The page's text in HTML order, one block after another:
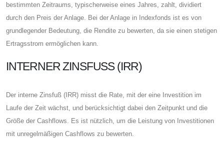
bestimmten Zeitraums, typischerweise eines Jahres, zahlt, dividiert
durch den Preis der Anlage. Bei der Anlage in Indexfonds ist es von
grundlegender Bedeutung, die Rendite zu bewerten, da sie einen stetigen
Ertragsstrom ermöglichen kann.
INTERNER ZINSFUSS (IRR)
Der interne Zinsfuß (IRR) misst die Rate, mit der eine Investition im
Laufe der Zeit wächst, und berücksichtigt dabei den Zeitpunkt und die
Größe der Cashflows. Es ist nützlich, um die Leistung von Investitionen
mit unregelmäßigen Cashflows zu bewerten.